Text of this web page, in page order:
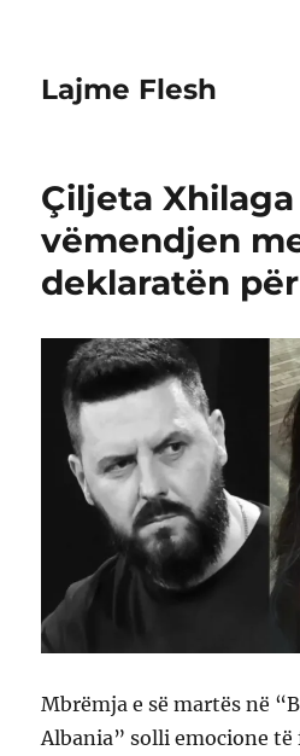
Lajme Flesh
Çiljeta
vëmendjen
deklaratën
Mbrëmja e së martës në
Albania” solli emocione